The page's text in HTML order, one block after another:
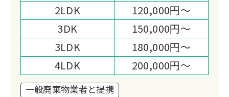
2LDK
120,000円～
3DK
150,000円～
3LDK
180,000円～
4LDK
200,000円～
一般廃棄物業者と提携